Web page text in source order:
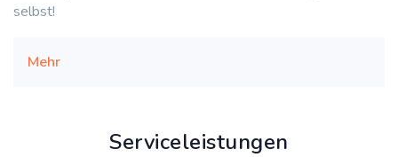
selbst!
Mehr
Serviceleistungen